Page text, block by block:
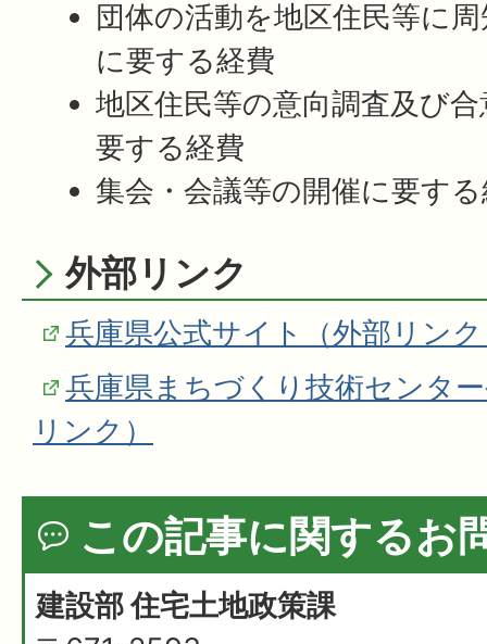
団体の活動を地区住民等に
に要する経費
地区住民等の意向調査及び
要する経費
集会・会議等の開催に要す
外部リンク
兵庫県公式サイト（外部リン
兵庫県まちづくり技術センタ
リンク）
この記事に関するお
建設部 住宅土地政策課